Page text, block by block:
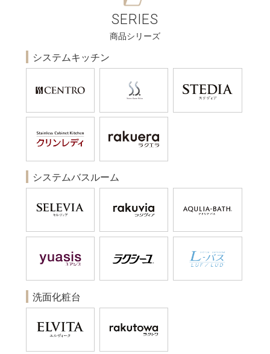
SERIES
商品シリーズ
システムキッチン
システムバスルーム
洗面化粧台